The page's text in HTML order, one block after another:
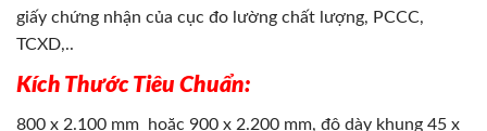
giấy chứng nhận của cục đo lường chất lượng, PCCC,
TCXD,..
Kích Thước Tiêu Chuẩn:
800 x 2.100 mm hoặc 900 x 2.200 mm, độ dày khung 45 x